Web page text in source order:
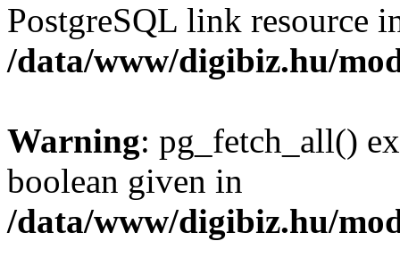
PostgreSQL link resource
/data/www/digibiz.hu/
Warning: pg_fetch_all()
boolean given in
/data/www/digibiz.hu/